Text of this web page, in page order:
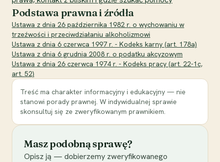
Podstawa prawna i źródła
Ustawa z dnia 26 października 1982 r. o wychowaniu w
trzeźwości i przeciwdziałaniu alkoholizmowi
Ustawa z dnia 6 czerwca 1997 r. - Kodeks karny (art. 178a)
Ustawa z dnia 6 grudnia 2008 r. o podatku akcyzowym
Ustawa z dnia 26 czerwca 1974 r. - Kodeks pracy (art. 22-1c,
art. 52)
Treść ma charakter informacyjny i edukacyjny — nie
stanowi porady prawnej. W indywidualnej sprawie
skonsultuj się ze zweryfikowanym prawnikiem.
Masz podobną sprawę?
Opisz ją — dobierzemy zweryfikowanego